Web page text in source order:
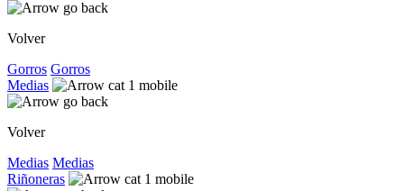
Volver
Gorros Gorros
Medias
Volver
Medias Medias
Riñoneras